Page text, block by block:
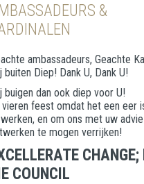
&
ambassadeurs, Geachte
buiten Diep! Dank U, Dank U!
buigen dan ook diep voor U!
vieren feest omdat het een eer
en om ons met uw
te mogen verrijken!
CHANGE;
COUNCIL